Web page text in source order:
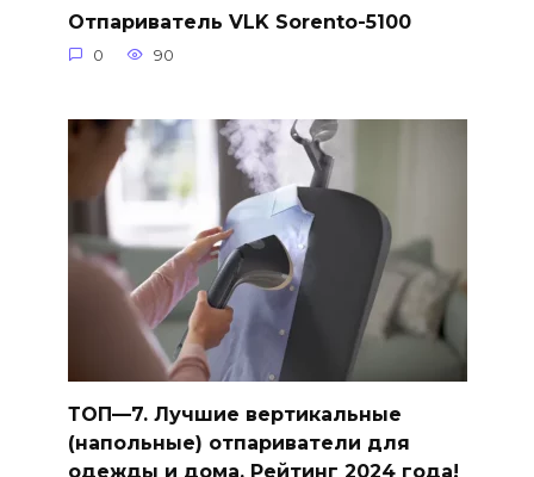
Отпариватель VLK Sorento-5100
0 90
ТОП—7. Лучшие вертикальные
(напольные) отпариватели для
одежды и дома. Рейтинг 2024 года!